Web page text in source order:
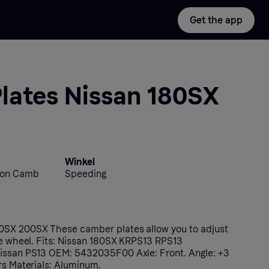
Get the app
Nissan 180SX
Camb
Winkel
Speeding
200SX These camber plates allow you to adjust
Fits: Nissan 180SX KRPS13 RPS13
PS13 OEM: 5432035F00 Axle: Front. Angle: +3
Materials: Aluminum.